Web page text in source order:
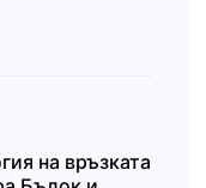
на връзката